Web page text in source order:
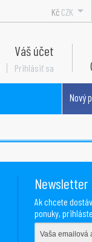
Kč CZK
Váš účet
Prihlásiť sa
Nový
Newsletter
Ak chcete
ponuky,
nášho